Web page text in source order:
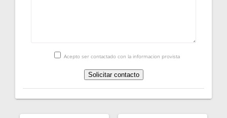
Acepto ser contactado con la informacion provista